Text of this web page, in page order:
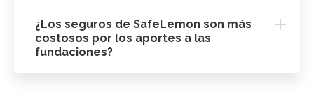
¿Los seguros de SafeLemon son más
costosos por los aportes a las
fundaciones?